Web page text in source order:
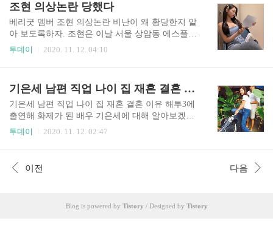
수 있었으니까요. 손예진과 현빈의 두 번째 열애설
은 솔직히 결정타처럼 보였..
당하고 박성광보다 수입도 안정적으로 들어오는편
입니다. 그런데 결혼 후 박성광에게 서로 통장을 모
두 공개하자고 했더니 네티즌들이 여자 팔자 고치
려한다며 황당한 반응을 보인 것입니다. 알다시피
박성광 이솔이 부부는 지난 5월 1일 혼인신고를 하
그렇지 못한 것이죠. 그런데 혼인신고를 한 당일 처
음으로 두 사람이 다투는 일이..
조현 의상논란 당했다
베리굿 멤버 조현 의상논란 비난이 왜 황당한지 알
아 보도록하자. 조현은 이날 서울 상암동 에스플렉
스센터 OGN e스타디움에서 열린 ‘게임돌림픽 201
말하는 코스프레란? 게임이나 만화 속의 등장인물
로 분장하는 것이다. 그런데 어이 없게도 조현 의상
이 과하다는 비난이 폭발했다. 도대체 뭐가 문제였
을까? 아무리 찾아봐도 조현 의상이 과한 부분을
모르겠다. 조현은 게임 캐릭터와 흡사한 코스프레
이 준비한 의상이었다. 그리고 롤 팬들은 오히려 의
상 자체가 디테일 하지 못하다는 평가를 했을 정도
투데이 2020. 11. 12. 04:10
기은세 남편 직업 나이 집 재혼 결혼 이유
기은세 남편 직업 나이 집 재혼 결혼 이유 해투3에
출연해 화제가 된 배우 기은세에 대해 알아보겠습
니다. 기은세 나이는 올해 34세입니다. 해투에서 자
활동을 하지 않았기 때문입니다. 즉 6년 전에 결혼
하고 나서 드라마나 영화에 아예 출연하지 않은 것
명으로 지내다가 2012년 드라마 패션왕에서 수지
투데이 2020. 11. 12. 02:47
이전 다음
Blog is powered by Tistory / Designed by Tistory